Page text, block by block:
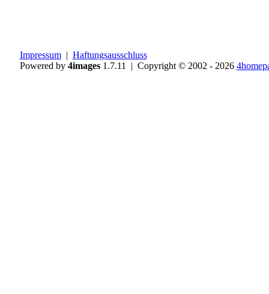
Impressum| Haftungsausschluss
Powered by 4images1.7.11 | Copyright © 2002 - 2026